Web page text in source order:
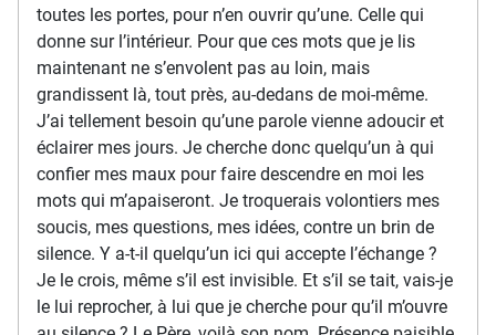
toutes les portes, pour n’en ouvrir qu’une. Celle qui
donne sur l’intérieur. Pour que ces mots que je lis
maintenant ne s’envolent pas au loin, mais
grandissent là, tout près, au-dedans de moi-même.
J’ai tellement besoin qu’une parole vienne adoucir et
éclairer mes jours. Je cherche donc quelqu’un à qui
confier mes maux pour faire descendre en moi les
mots qui m’apaiseront. Je troquerais volontiers mes
soucis, mes questions, mes idées, contre un brin de
silence. Y a-t-il quelqu’un ici qui accepte l’échange ?
Je le crois, même s’il est invisible. Et s’il se tait, vais-je
le lui reprocher, à lui que je cherche pour qu’il m’ouvre